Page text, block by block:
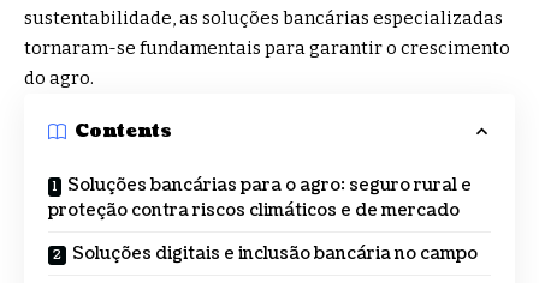
sustentabilidade, as soluções bancárias especializadas
tornaram-se fundamentais para garantir o crescimento
do agro.
Contents
Soluções bancárias para o agro: seguro rural e
proteção contra riscos climáticos e de mercado
Soluções digitais e inclusão bancária no campo